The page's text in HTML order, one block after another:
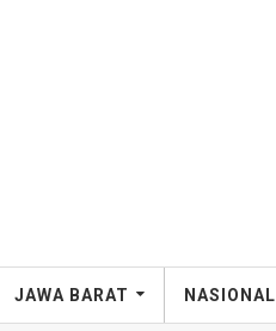
JAWA BARAT NASIONAL